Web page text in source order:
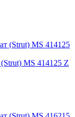
MS 414125 Z